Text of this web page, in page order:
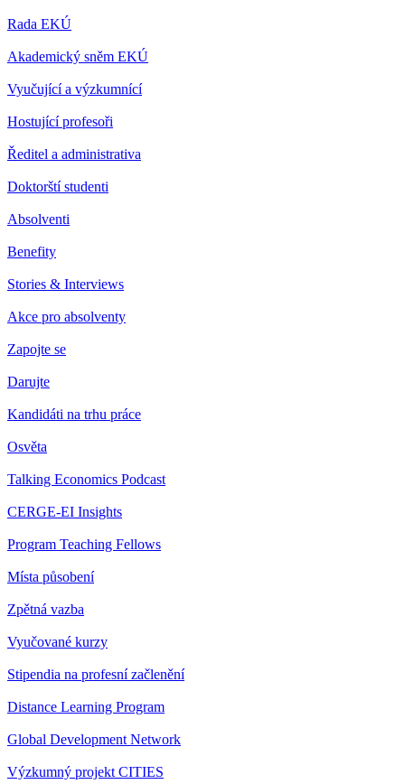
Rada EKÚ
Akademický sněm EKÚ
Vyučující a výzkumnící
Hostující profesoři
Ředitel a administrativa
Doktorští studenti
Absolventi
Benefity
Stories & Interviews
Akce pro absolventy
Zapojte se
Darujte
Kandidáti na trhu práce
Osvěta
Talking Economics Podcast
CERGE-EI Insights
Program Teaching Fellows
Místa působení
Zpětná vazba
Vyučované kurzy
Stipendia na profesní začlenění
Distance Learning Program
Global Development Network
Výzkumný projekt CITIES